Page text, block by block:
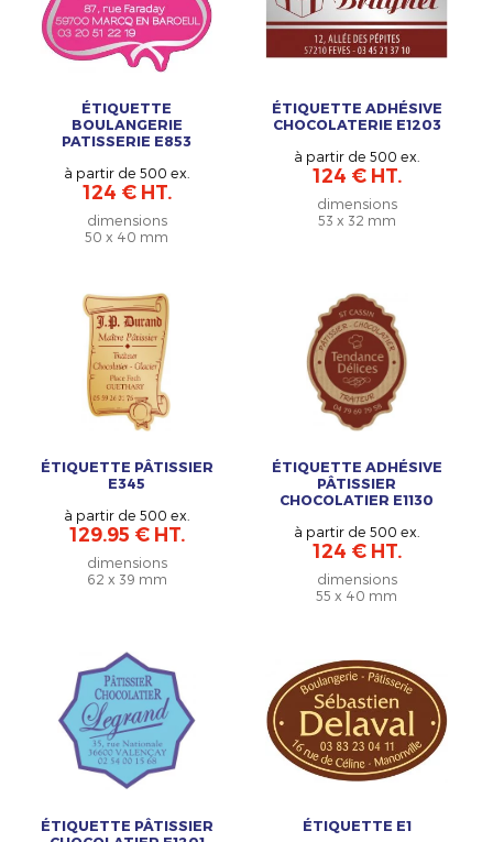
ÉTIQUETTE
BOULANGERIE
PATISSERIE E853
à partir de 500 ex.
124 € HT.
dimensions
50 x 40 mm
ÉTIQUETTE ADHÉSIVE
CHOCOLATERIE E1203
à partir de 500 ex.
124 € HT.
dimensions
53 x 32 mm
ÉTIQUETTE PÂTISSIER
E345
à partir de 500 ex.
129.95 € HT.
dimensions
62 x 39 mm
ÉTIQUETTE ADHÉSIVE
PÂTISSIER
CHOCOLATIER E1130
à partir de 500 ex.
124 € HT.
dimensions
55 x 40 mm
ÉTIQUETTE PÂTISSIER
ÉTIQUETTE E1